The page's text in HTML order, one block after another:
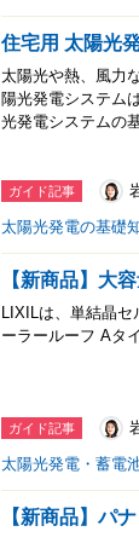
住宅用 太陽光
太陽光や熱、風力
陽光発電システム
光発電システムの
ガイド記事
太陽光発電の基礎
【新商品】大
LIXILは、単結晶
ーラールーフ Aタ
ガイド記事
太陽光発電・蓄電
【新商品】パ